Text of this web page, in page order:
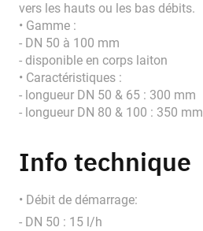
vers les hauts ou les bas débits.
• Gamme :
- DN 50 à 100 mm
- disponible en corps laiton
• Caractéristiques :
- longueur DN 50 & 65 : 300 mm
- longueur DN 80 & 100 : 350 mm
Info technique
• Débit de démarrage:
- DN 50 : 15 l/h